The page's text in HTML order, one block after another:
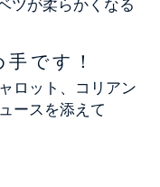
ツが柔らかくなる
です！
ロット、コリアン
ースを添えて